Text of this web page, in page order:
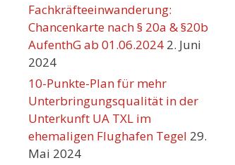
Fachkräfteeinwanderung:
Chancenkarte nach § 20a & §20b
AufenthG ab 01.06.2024 2. Juni
2024
10-Punkte-Plan für mehr
Unterbringungsqualität in der
Unterkunft UA TXL im
ehemaligen Flughafen Tegel 29.
Mai 2024